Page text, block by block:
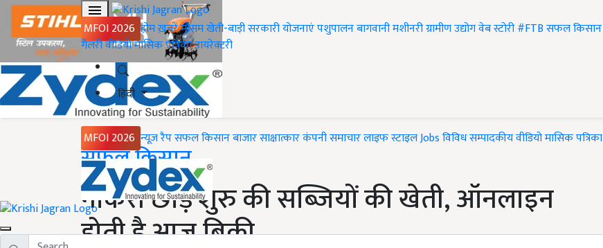
MFOI 2026 होमख़बरेंमौसमखेती-बाड़ीसरकारी योजनाएंपशुपालनबागवानीमशीनरीग्रामीण उद्योगवेब स्टोरी#FTBसफल किसान
गैलरीवीडियोमासिक पत्रिकाडायरेक्टरी
हिंदी
MFOI 2026 न्यूज़ रैपसफल किसानबाजारसाक्षात्कारकंपनी समाचारलाइफ स्टाइलJobsविविधसम्पादकीयवीडियोमासिक पत्रिका
Home
सफल किसान
नौकरी छोड़ शुरु की सब्जियों की खेती, ऑनलाइन
होती है आज बिक्री